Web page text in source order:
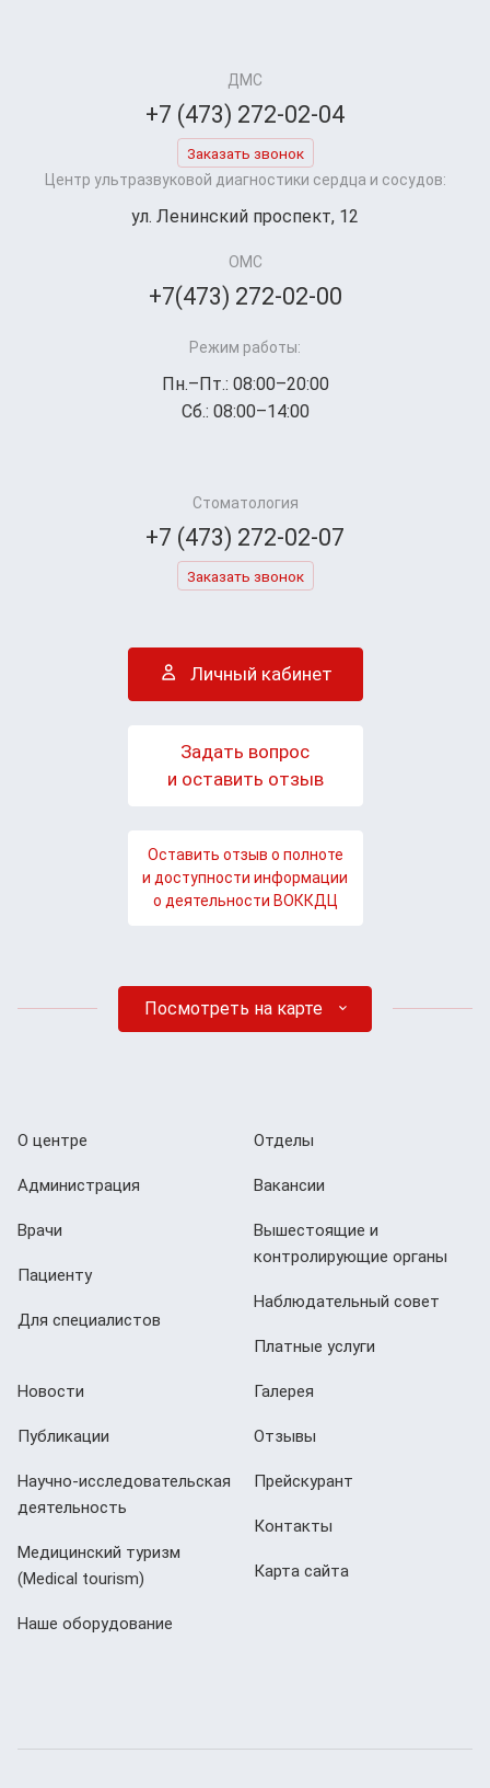
ДМС
+7 (473) 272-02-04
Заказать звонок
Центр ультразвуковой диагностики сердца и сосудов:
ул. Ленинский проспект, 12
ОМС
+7(473) 272-02-00
Режим работы:
Пн.–Пт.: 08:00–20:00
Сб.: 08:00–14:00
Стоматология
+7 (473) 272-02-07
Заказать звонок
Личный кабинет
Задать вопрос
и оставить отзыв
Оставить отзыв о полноте
и доступности информации
о деятельности ВОККДЦ
Посмотреть на карте
О центре
Администрация
Врачи
Пациенту
Для специалистов
Отделы
Вакансии
Вышестоящие и
контролирующие органы
Наблюдательный совет
Платные услуги
Новости
Публикации
Научно-исследовательская
деятельность
Медицинский туризм
(Мedical tourism)
Наше оборудование
Галерея
Отзывы
Прейскурант
Контакты
Карта сайта